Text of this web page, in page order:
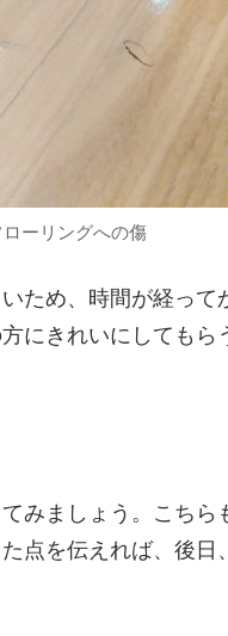
ローリングへの傷
ため、時間が経っ
にきれいにしても
みましょう。こち
点を伝えれば、後日